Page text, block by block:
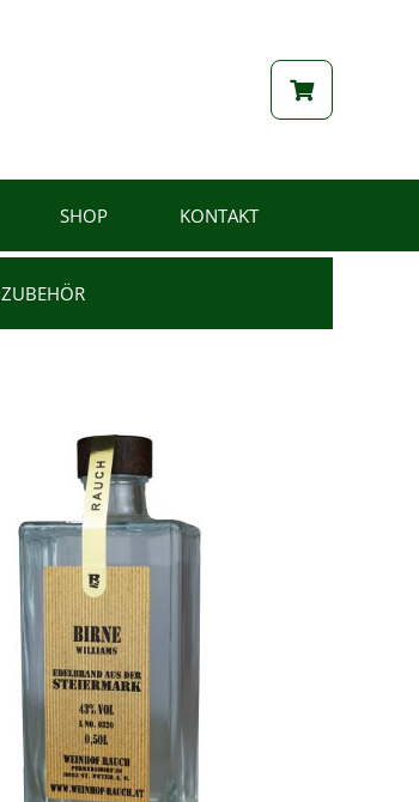
SHOP KONTAKT
ZUBEHÖR